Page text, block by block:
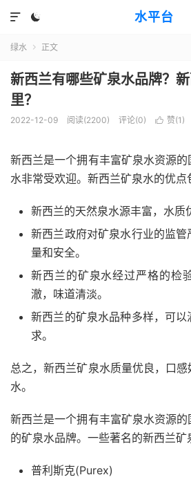
水平台


绿水  正文
新西兰有哪些矿泉水品牌？
里？
2022-12-09 阅读(2200) 评论(0)  赞(1 )
新西兰是一个拥有丰富矿泉水资源
水非常受欢迎。新西兰矿泉水的优点
新西兰的天然泉水源丰富，水质
新西兰政府对矿泉水行业的监
量和安全。
新西兰的矿泉水经过严格的检
澈，味道清淡。
新西兰的矿泉水品种多样，可
求。
总之，新西兰矿泉水质量优良，口
水。
新西兰是一个拥有丰富矿泉水资源
的矿泉水品牌。一些著名的新西兰矿
普利斯克(Purex)